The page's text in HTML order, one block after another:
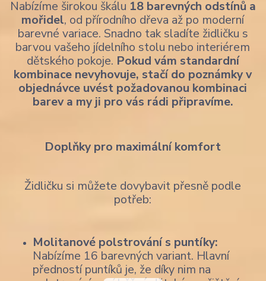
Nabízíme širokou škálu 18 barevných odstínů a
mořidel, od přírodního dřeva až po moderní
barevné variace. Snadno tak sladíte židličku s
barvou vašeho jídelního stolu nebo interiérem
dětského pokoje. Pokud vám standardní
kombinace nevyhovuje, stačí do poznámky v
objednávce uvést požadovanou kombinaci
barev a my ji pro vás rádi připravíme.
Doplňky pro maximální komfort
Židličku si můžete dovybavit přesně podle
potřeb:
Molitanové polstrování s puntíky:
Nabízíme 16 barevných variant. Hlavní
předností puntíků je, že díky nim na